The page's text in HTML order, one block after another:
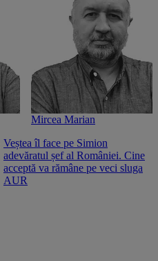
Mircea Marian
Veștea îl face pe Simion
adevăratul șef al României. Cine
acceptă va rămâne pe veci sluga
AUR